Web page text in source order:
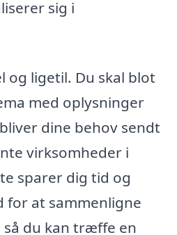
sig i
og ligetil. Du skal blot
med oplysninger
dine behov sendt
virksomheder i
sparer dig tid og
for at sammenligne
så du kan træffe en